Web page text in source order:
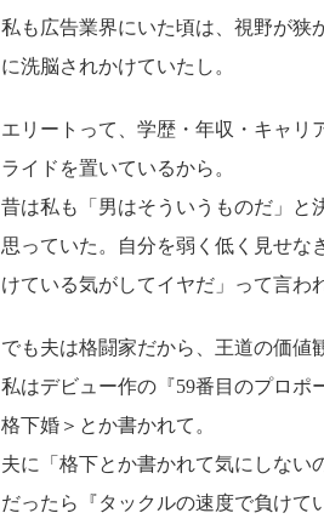
私も広告業界にいた頃は、視野が狭
に洗脳されかけていたし。
エリートって、学歴・年収・キャリ
ライドを置いているから。
昔は私も「男はそういうものだ」と
思っていた。自分を弱く低く見せな
けている気がしてイヤだ」って言わ
でも夫は格闘家だから、王道の価値
私はデビュー作の『59番目のプロポ
格下婚＞とか書かれて。
夫に「格下とか書かれて気にしない
だったら『タックルの速度で負けて